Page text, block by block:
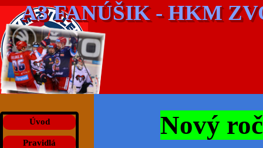
Prejsť na obsah
A3 FANÚŠIK - HKM
Preskočiť menu
Úvod
Pravidlá
Nový